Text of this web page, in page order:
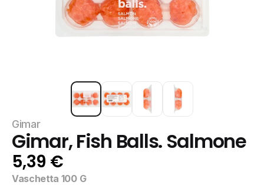
Gimar
Gimar, Fish Balls. Salmone
5,39 €
Vaschetta 100 G